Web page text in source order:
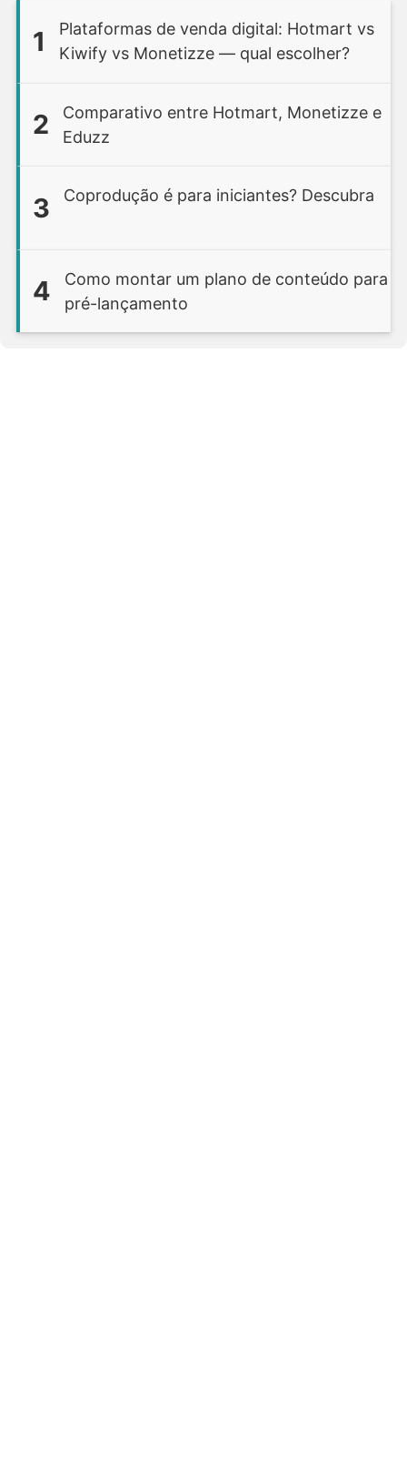
1
Plataformas de venda digital: Hotmart vs
Kiwify vs Monetizze — qual escolher?
2
Comparativo entre Hotmart, Monetizze e
Eduzz
3 Coprodução é para iniciantes? Descubra
4
Como montar um plano de conteúdo para
pré-lançamento